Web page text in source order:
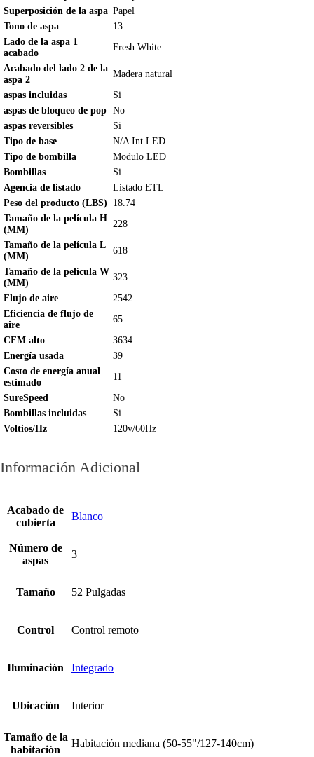
Superposición de la aspa Papel
Tono de aspa
13
Lado de la aspa 1
acabado
Fresh White
Acabado del lado 2 de la
aspa 2
Madera natural
aspas incluidas
Si
aspas de bloqueo de pop No
aspas reversibles
Si
Tipo de base
N/A Int LED
Tipo de bombilla
Modulo LED
Bombillas
Si
Agencia de listado
Listado ETL
Peso del producto (LBS)
18.74
Tamaño de la película H
(MM)
228
Tamaño de la película L
(MM)
618
Tamaño de la película W
(MM)
323
Flujo de aire
2542
Eficiencia de flujo de
aire
65
CFM alto
3634
Energía usada
39
Costo de energía anual
estimado
11
SureSpeed
No
Bombillas incluidas
Si
Voltios/Hz
120v/60Hz
Información Adicional
Acabado de
cubierta
Blanco
Número de
aspas
3
Tamaño 52 Pulgadas
Control Control remoto
Iluminación Integrado
Ubicación Interior
Tamaño de la
habitación
Habitación mediana (50-55"/127-140cm)